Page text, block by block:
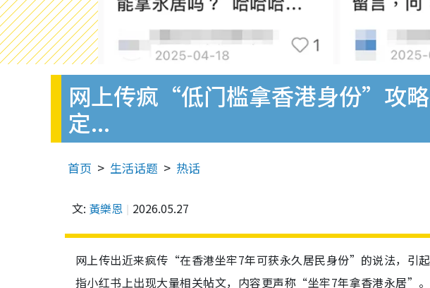
网上传疯“低门槛拿香港身份”攻
定...
首页 生活话题 热话
文: 黃樂恩 2026.05.27
网上传出近来疯传“在香港坐牢7年可获永久居民身份”的说法，引
指小红书上出现大量相关帖文，内容更声称“坐牢7年拿香港永居”